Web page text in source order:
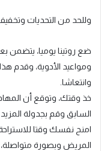
وللحد من التحديات
ضع روتينا يوميا، يتضمن
ومواعيد الأدوية، وقدم
وانتعاشا.
خذ وقتك، وتوقع أن
السابق وقم بجدولة
امنح نفسك وقتا
المريض وبصورة متواصلة،